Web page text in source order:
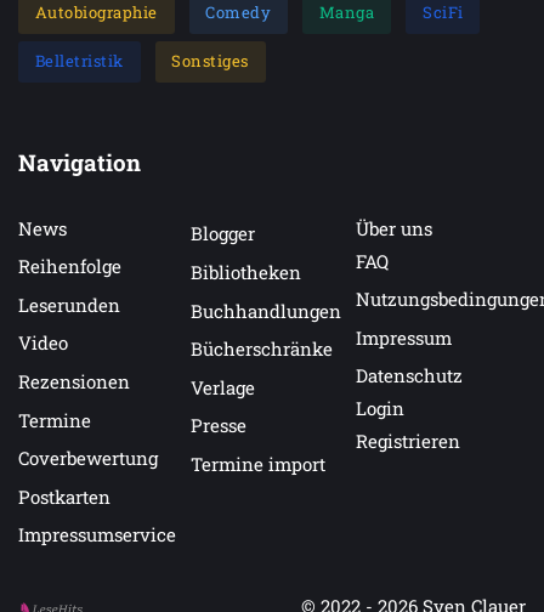
Autobiographie Comedy Manga SciFi
Belletristik Sonstiges
Navigation
News
Reihenfolge
Leserunden
Video
Rezensionen
Termine
Coverbewertung
Postkarten
Impressumservice
Blogger
Bibliotheken
Buchhandlungen
Bücherschränke
Verlage
Presse
Termine import
Über uns
FAQ
Impressum
Datenschutz
Login
Registrieren
© 2022 - 2026 Sven Clauer